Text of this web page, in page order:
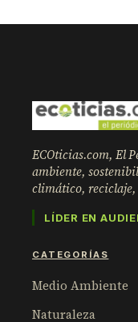
ECOticias.com, El
ambiente,
climático,
LÍDER EN
CATEGORÍAS
Medio Ambiente
Naturaleza